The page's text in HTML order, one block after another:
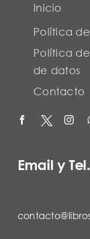
Inicio
Política
Política
de datos
Contacto
Email y